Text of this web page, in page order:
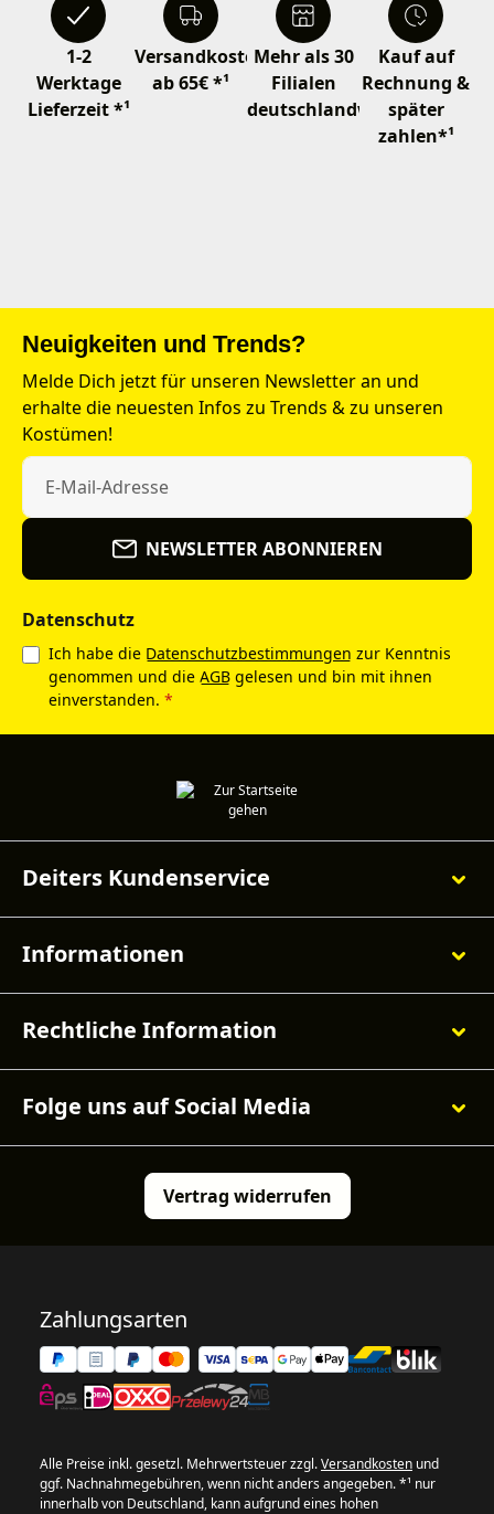
1-2
Werktage
Lieferzeit *¹
Versandkostenfrei
ab 65€ *¹
Mehr als 30
Filialen
deutschlandweit
Kauf auf
Rechnung &
später
zahlen*¹
Neuigkeiten und Trends?
Melde Dich jetzt für unseren Newsletter an und
erhalte die neuesten Infos zu Trends & zu unseren
Kostümen!
NEWSLETTER ABONNIEREN
Datenschutz
Ich habe die Datenschutzbestimmungen zur Kenntnis
genommen und die AGB gelesen und bin mit ihnen
einverstanden. *
Deiters Kundenservice
Informationen
Rechtliche Information
Folge uns auf Social Media
Vertrag widerrufen
Zahlungsarten
Alle Preise inkl. gesetzl. Mehrwertsteuer zzgl.Versandkosten und
ggf. Nachnahmegebühren, wenn nicht anders angegeben. *¹ nur
innerhalb von Deutschland, kann aufgrund eines hohen